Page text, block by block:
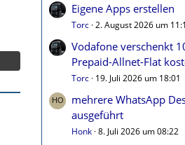
Eigene Apps erstellen
Torc 2. August 2026 um
Vodafone verschenkt
Prepaid-Allnet-Flat
Torc 19. Juli 2026 um 18:01
mehrere WhatsApp
ausgeführt
Honk 8. Juli 2026 um 08:22